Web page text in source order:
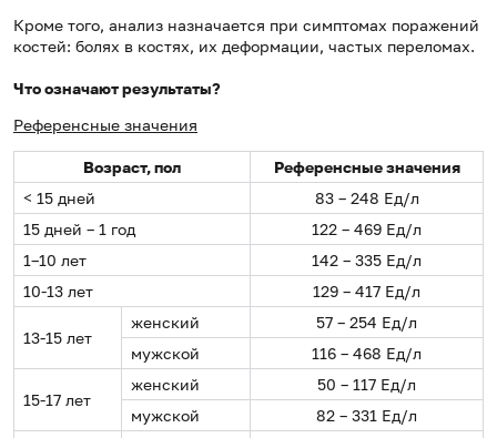
Кроме того, анализ назначается при симптомах поражений
костей: болях в костях, их деформации, частых переломах.
Что означают результаты?
Референсные значения
Возраст, пол
Референсные значения
< 15 дней
83 – 248 Ед/л
15 дней – 1 год
122 – 469 Ед/л
1–10 лет
142 – 335 Ед/л
10-13 лет
129 – 417 Ед/л
13-15 лет
женский
57 – 254 Ед/л
мужской
116 – 468 Ед/л
15-17 лет
женский
50 – 117 Ед/л
мужской
82 – 331 Ед/л